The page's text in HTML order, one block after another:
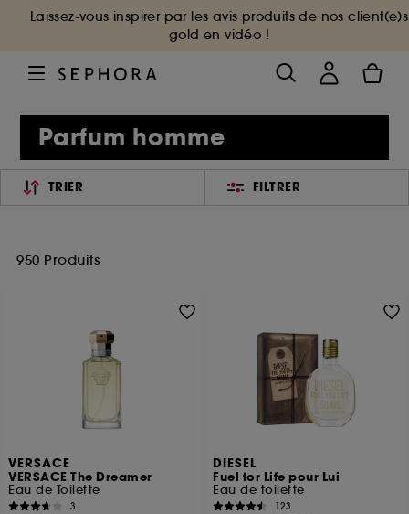
Laissez-vous inspirer par les avis produits de nos client(e)s
gold en vidéo !
Parfum homme
TRIER FILTRER
950 Produits
VERSACE
VERSACE The Dreamer
Eau de Toilette
3
DIESEL
Fuel for Life pour Lui
Eau de toilette
123